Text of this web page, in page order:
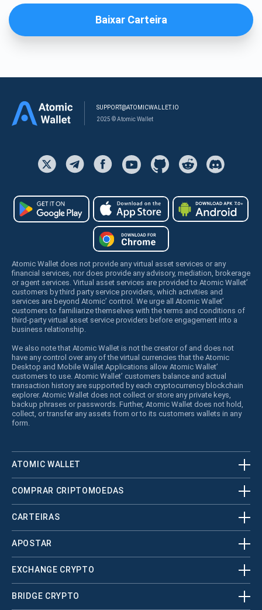
Baixar Carteira
SUPPORT@ATOMICWALLET.IO
2025 © Atomic Wallet
Atomic Wallet does not provide any virtual asset services or any
financial services, nor does provide any advisory, mediation, brokerage
or agent services. Virtual asset services are provided to Atomic Wallet’
customers by third party service providers, which activities and
services are beyond Atomic’ control. We urge all Atomic Wallet’
customers to familiarize themselves with the terms and conditions of
third-party virtual asset service providers before engagement into a
business relationship.
We also note that Atomic Wallet is not the creator of and does not
have any control over any of the virtual currencies that the Atomic
Desktop and Mobile Wallet Applications allow Atomic Wallet’
customers to use. Atomic Wallet’ customers balance and actual
transaction history are supported by each cryptocurrency blockchain
explorer. Atomic Wallet does not collect or store any private keys,
backup phrases or passwords. Further, Atomic Wallet does not hold,
collect, or transfer any assets from or to its customers wallets in any
form.
ATOMIC WALLET
COMPRAR CRIPTOMOEDAS
CARTEIRAS
APOSTAR
EXCHANGE CRYPTO
BRIDGE CRYPTO